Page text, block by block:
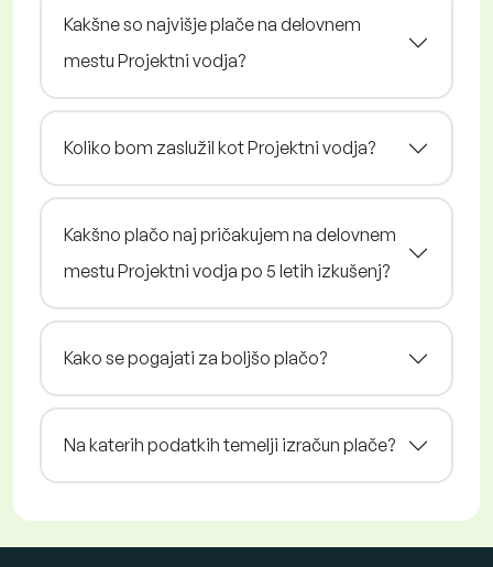
Kakšne so najvišje plače na delovnem
mestu Projektni vodja?
Koliko bom zaslužil kot Projektni vodja?
Kakšno plačo naj pričakujem na delovnem
mestu Projektni vodja po 5 letih izkušenj?
Kako se pogajati za boljšo plačo?
Na katerih podatkih temelji izračun plače?